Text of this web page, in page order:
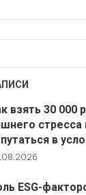
взять 30 000
стресса
в
ESG-